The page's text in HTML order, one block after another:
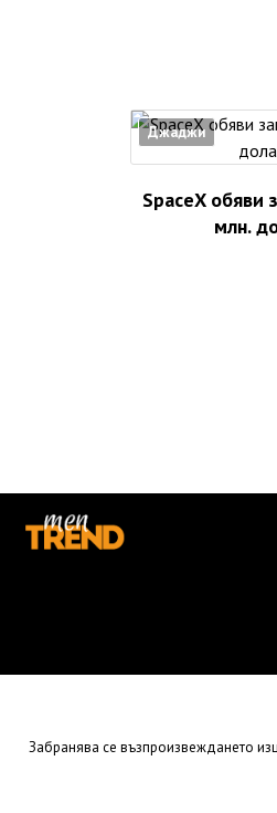
Джаджи
SpaceX обяви
млн.
Забранява се възпроизвеждането